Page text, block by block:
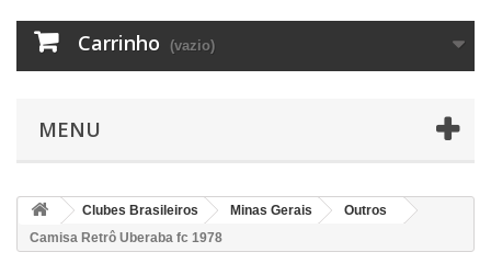
Carrinho (vazio)
MENU
Clubes Brasileiros Minas Gerais
Outros
Camisa Retrô Uberaba fc 1978